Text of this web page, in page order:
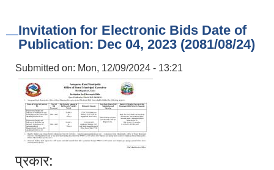
Invitation for Electronic Bids Date of
Publication: Dec 04, 2023 (2081/08/24)
Submitted on: Mon, 12/09/2024 - 13:21
प्रकार: